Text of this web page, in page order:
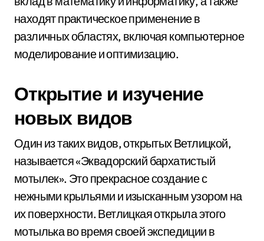
находят практическое применение в
различных областях, включая компьютерное
моделирование и оптимизацию.
Открытие и изучение
новых видов
Один из таких видов, открытых Ветлицкой,
называется «Эквадорский бархатистый
мотылек». Это прекрасное создание с
нежными крыльями и изысканным узором на
их поверхности. Ветлицкая открыла этого
мотылька во время своей экспедиции в